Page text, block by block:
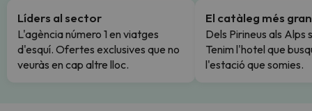
Líders al sector
L'agència número 1 en viatges
d'esquí. Ofertes exclusives que no
veuràs en cap altre lloc.
El catàleg més gran
Dels Pirineus als Alps
Tenim l'hotel que
l'estació que somies.